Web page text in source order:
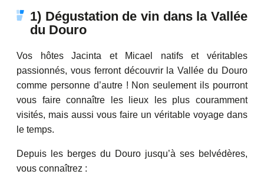
1) Dégustation de vin dans la Vallée
du Douro
Vos hôtes Jacinta et Micael natifs et véritables
passionnés, vous ferront découvrir la Vallée du Douro
comme personne d’autre ! Non seulement ils pourront
vous faire connaître les lieux les plus couramment
visités, mais aussi vous faire un véritable voyage dans
le temps.
Depuis les berges du Douro jusqu’à ses belvédères,
vous connaîtrez :